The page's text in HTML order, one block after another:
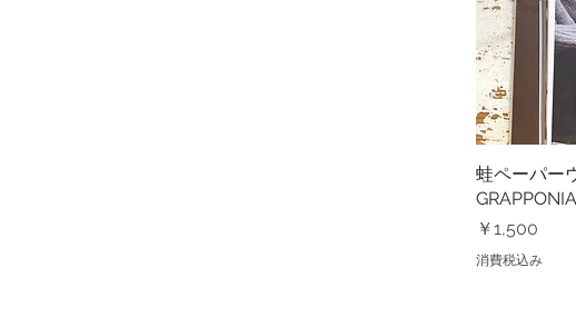
クイック
蛙ペーパー
GRAPPONIA
価格
￥1,500
消費税込み